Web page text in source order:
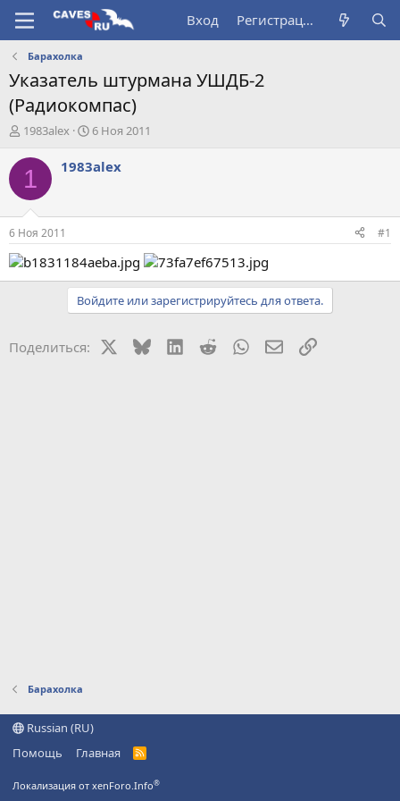
Вход Регистрация
Барахолка
Указатель штурмана УШДБ-2
(Радиокомпас)
А
т
о
т
е
м
ы
1983alеx
Д
т
а
л
6 Ноя 2011
1 1983alеx
6 Ноя 2011 #1
Войдите или зарегистрируйтесь для ответа.
Поделиться: BlueskyLinkedIn
RedditWhatsAppЭлектронная
Ссылка
Барахолка
Russian (RU)
Помощь
Главная
R
Локализация от xenForo.Info®